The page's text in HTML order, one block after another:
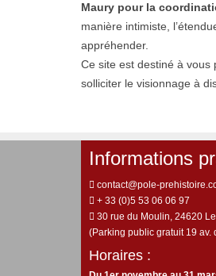
Maury pour la
manière intimiste,
appréhender.
Ce site est destiné à vous
solliciter le visionnage à
Informations
contact@pole-
+ 33 (0)5 53 06 06 97
30 rue du Moulin, 24620
(Parking public gratuit 19 av.
Horaires :